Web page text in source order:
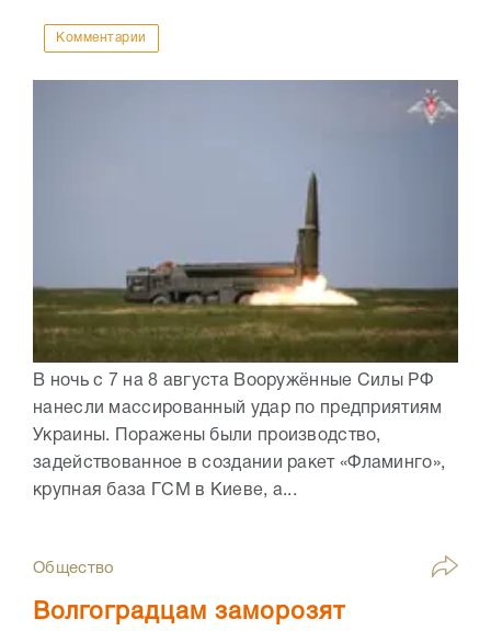
Комментарии
В ночь с 7 на 8 августа Вооружённые Силы РФ
нанесли массированный удар по предприятиям
Украины. Поражены были производство,
задействованное в создании ракет «Фламинго»,
крупная база ГСМ в Киеве, а...
Общество
Волгоградцам заморозят